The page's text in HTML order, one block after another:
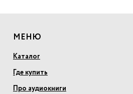
МЕНЮ
Каталог
Где купить
Про аудиокниги